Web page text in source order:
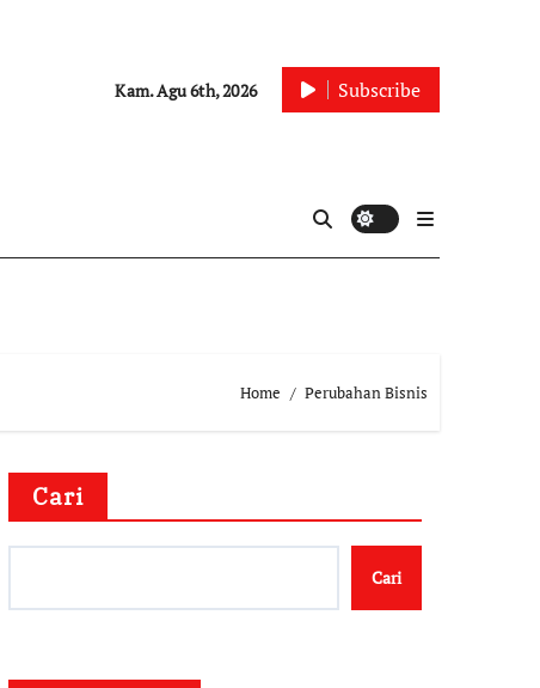
Kam. Agu 6th, 2026 Subscribe
Home Perubahan Bisnis
Cari
Cari